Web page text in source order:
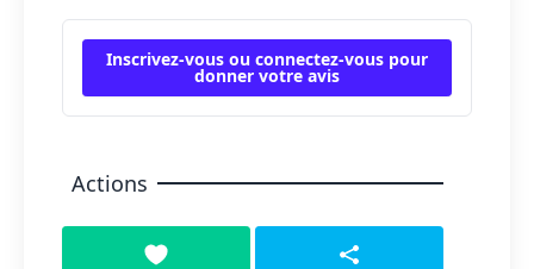
Inscrivez-vous ou connectez-vous pour
donner votre avis
Actions